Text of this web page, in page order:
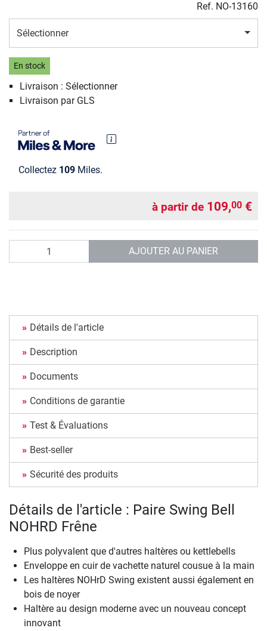
Ref. NO-13160
Sélectionner
En stock
Livraison : Sélectionner
Livraison par GLS
Collectez 109 Miles.
à partir de 109,00 €
AJOUTER AU PANIER
Détails de l'article
Description
Documents
Conditions de garantie
Test & Évaluations
Best-seller
Sécurité des produits
Détails de l'article : Paire Swing Bell
NOHRD Frêne
Plus polyvalent que d'autres haltères ou kettlebells
Enveloppe en cuir de vachette naturel cousue à la main
Les haltères NOHrD Swing existent aussi également en
bois de noyer
Haltère au design moderne avec un nouveau concept
innovant